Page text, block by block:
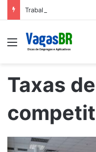
Trabalhe conosco:
Menu
Taxas